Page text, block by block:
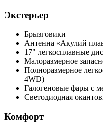
Экстерьер
Брызговики
Антенна «Акулий
17" легкосплавные
Малоразмерное
Полноразмерное
4WD)
Галогеновые фары с
Светодиодная
Комфорт